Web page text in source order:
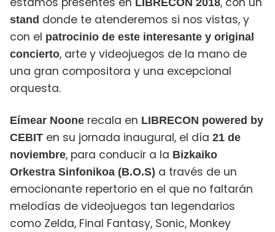
stand donde te atenderemos si nos vistas, y
con el patrocinio de este interesante y original
concierto, arte y videojuegos de la mano de
una gran compositora y una excepcional
orquesta.
Eímear Noone recala en LIBRECON powered by
CEBIT en su jornada inaugural, el día 21 de
noviembre, para conducir a la Bizkaiko
Orkestra Sinfonikoa (B.O.S) a través de un
emocionante repertorio en el que no faltarán
melodías de videojuegos tan legendarios
como Zelda, Final Fantasy, Sonic, Monkey